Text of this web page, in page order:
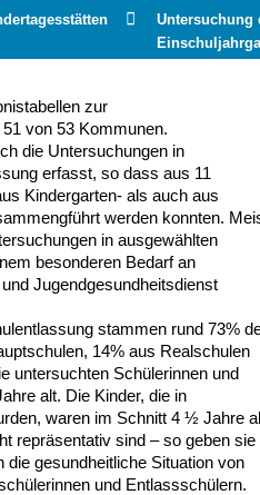
Untersuchung
zur
von 53 Kommunen.
die Untersuchungen in
erfasst, so dass aus 11
Kindergarten- als auch aus
werden konnten.
in ausgewählten
besonderen Bedarf an
Jugendgesundheitsdienst
stammen rund 73%
14% aus Realschulen
untersuchten Schülerinnen und
alt. Die Kinder, die in
waren im Schnitt 4 ½ Jahre
repräsentativ sind – so geben sie
die gesundheitliche Situation von
und Entlassschülern.